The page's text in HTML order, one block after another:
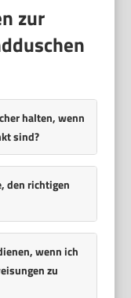
zur
halten, wenn
sind?
den richtigen
wenn ich
zu